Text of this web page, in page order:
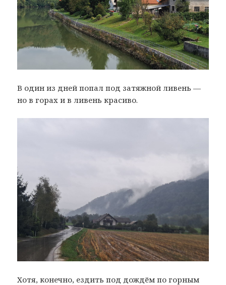
В один из дней попал под затяжной ливень —
но в горах и в ливень красиво.
Хотя, конечно, ездить под дождём по горным